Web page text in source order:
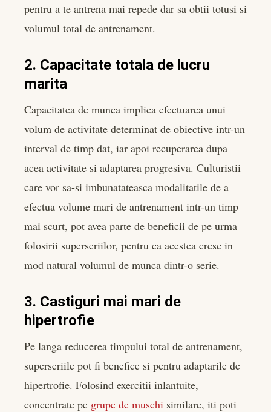
pentru a te antrena mai repede dar sa obtii totusi si
volumul total de antrenament.
2. Capacitate totala de lucru
marita
Capacitatea de munca implica efectuarea unui
volum de activitate determinat de obiective intr-un
interval de timp dat, iar apoi recuperarea dupa
acea activitate si adaptarea progresiva. Culturistii
care vor sa-si imbunatateasca modalitatile de a
efectua volume mari de antrenament intr-un timp
mai scurt, pot avea parte de beneficii de pe urma
folosirii superseriilor, pentru ca acestea cresc in
mod natural volumul de munca dintr-o serie.
3. Castiguri mai mari de
hipertrofie
Pe langa reducerea timpului total de antrenament,
superseriile pot fi benefice si pentru adaptarile de
hipertrofie. Folosind exercitii inlantuite,
concentrate pe grupe de muschi similare, iti poti